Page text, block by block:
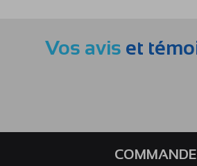
Vos avis et
COMMANDE